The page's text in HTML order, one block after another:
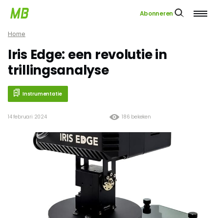
Abonneren
Home
Iris Edge: een revolutie in
trillingsanalyse
Instrumentatie
186 bekeken
14 februari 2024